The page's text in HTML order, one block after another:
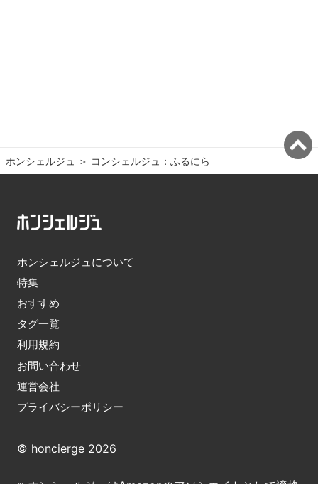
ホンシェルジュ ＞ コンシェルジュ：ふるにら
ホンシェルジュについて
特集
おすすめ
タグ一覧
利用規約
お問い合わせ
運営会社
プライバシーポリシー
© honcierge 2026